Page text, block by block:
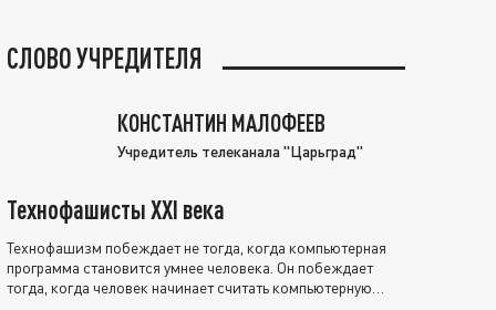
СЛОВО УЧРЕДИТЕЛЯ
КОНСТАНТИН МАЛОФЕЕВ
Учредитель телеканала "Царьград"
Технофашисты XXI века
Технофашизм побеждает не тогда, когда компьютерная
программа становится умнее человека. Он побеждает
тогда, когда человек начинает считать компьютерную